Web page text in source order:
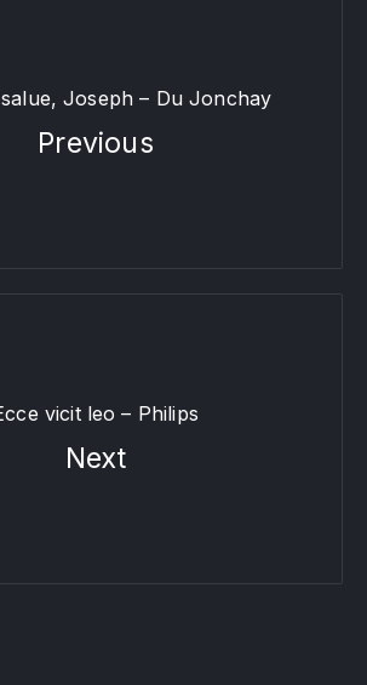
Joseph – Du Jonchay
Previous
vicit leo – Philips
Next